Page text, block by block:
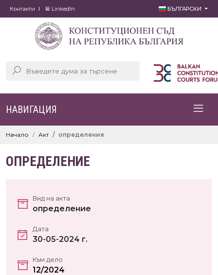
Контакти LinkedIn БЪЛГАРСКИ
НАВИГАЦИЯ
Начало Акт определение
ОПРЕДЕЛЕНИЕ
Вид на акта
определение
Дата
30-05-2024 г.
Към дело
12/2024